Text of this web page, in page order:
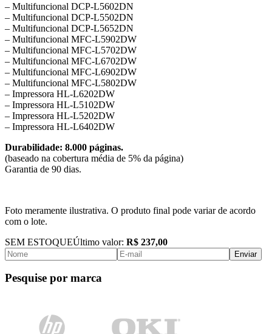
– Multifuncional DCP-L5602DN
– Multifuncional DCP-L5502DN
– Multifuncional DCP-L5652DN
– Multifuncional MFC-L5902DW
– Multifuncional MFC-L5702DW
– Multifuncional MFC-L6702DW
– Multifuncional MFC-L6902DW
– Multifuncional MFC-L5802DW
– Impressora HL-L6202DW
– Impressora HL-L5102DW
– Impressora HL-L5202DW
– Impressora HL-L6402DW
Durabilidade: 8.000 páginas.
(baseado na cobertura média de 5% da página)
Garantia de 90 dias.
Foto meramente ilustrativa. O produto final pode variar de acordo
com o lote.
SEM ESTOQUEÚltimo valor: R$ 237,00
Enviar
Pesquise por marca